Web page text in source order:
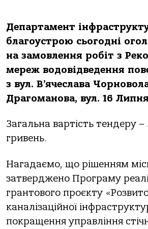
Департамент
благоустрою сьогодні
на замовлення робіт з
мереж водовідведення
з вул. В’ячеслава
Драгоманова, вул. 16
Загальна вартість тендеру
гривень.
Нагадаємо, що рішенням
затверджено Програму
грантового проєкту
каналізаційної
покращення управління